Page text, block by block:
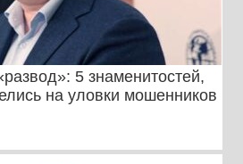
5 знаменитостей,
на уловки мошенников